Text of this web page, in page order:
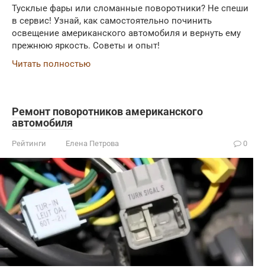
Тусклые фары или сломанные поворотники? Не спеши
в сервис! Узнай, как самостоятельно починить
освещение американского автомобиля и вернуть ему
прежнюю яркость. Советы и опыт!
Читать полностью
Ремонт поворотников американского
автомобиля
Рейтинги Елена Петрова 0